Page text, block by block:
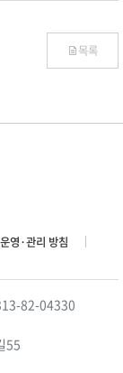
목록
영·관리 방침
82-04330
55